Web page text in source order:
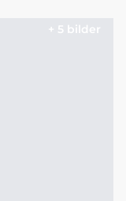
+ 5 bilder